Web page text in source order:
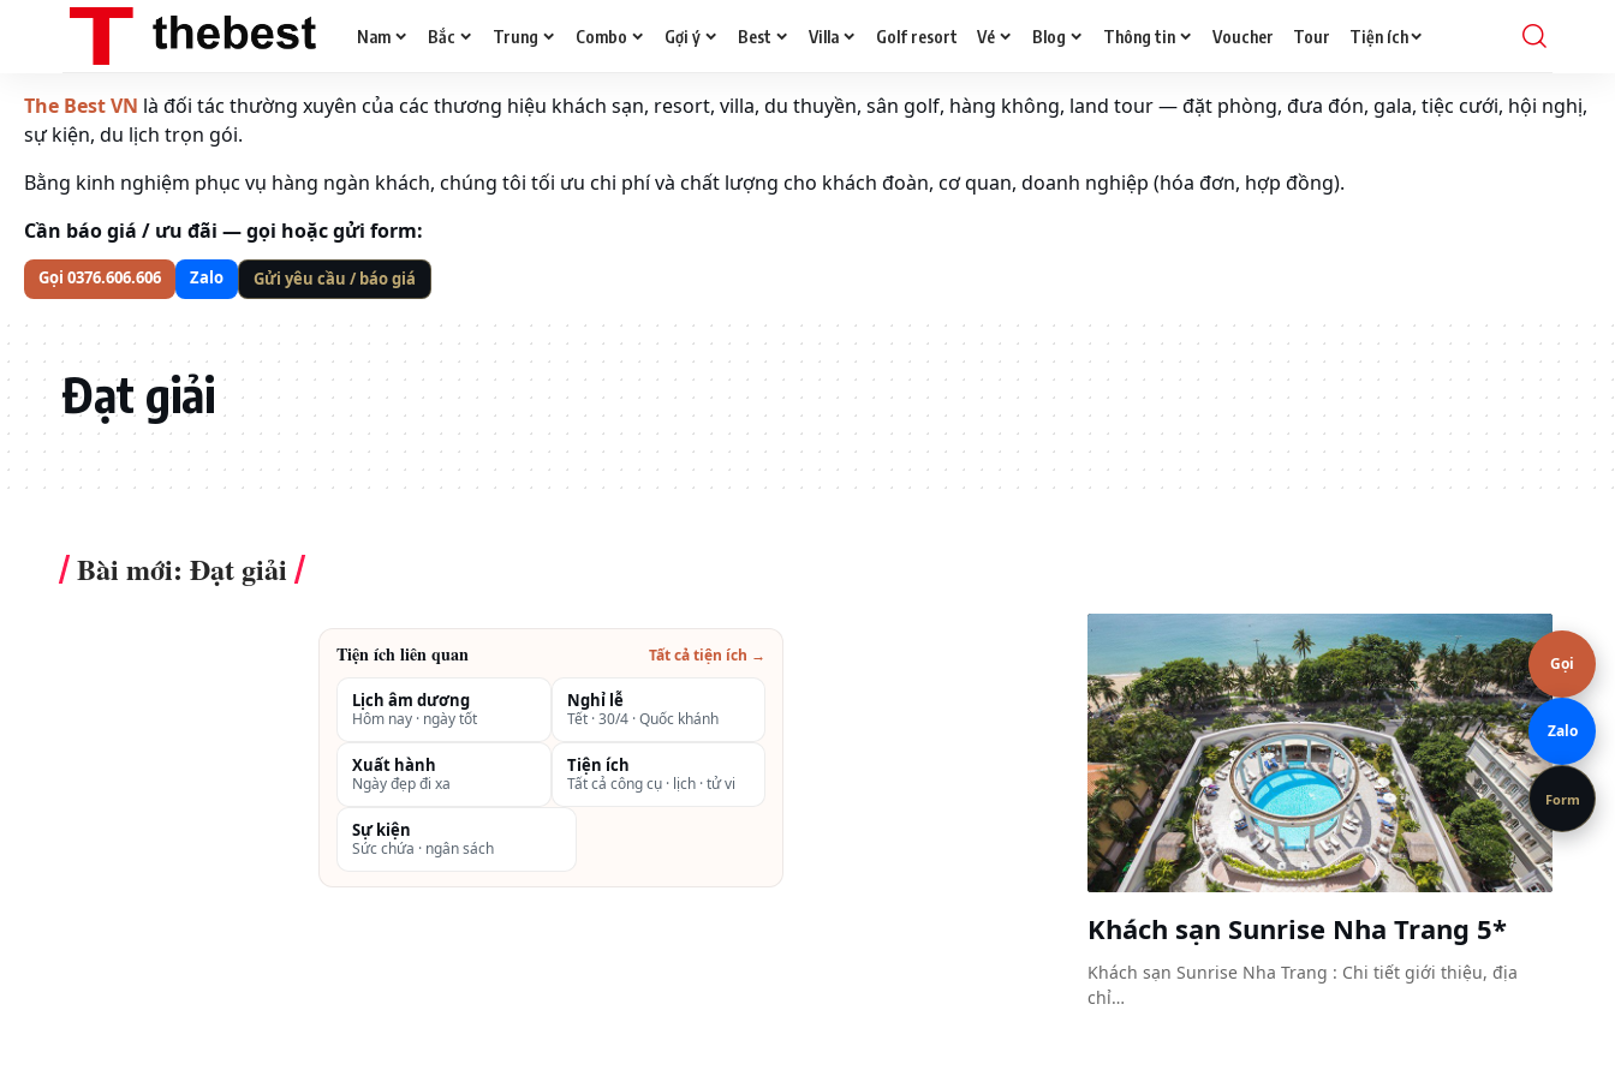
Nam Bắc Trung Combo Gợi ý Best Villa Golf resort Vé Blog Thông tin Voucher Tour Tiện ích
The Best VN là đối tác thường xuyên của các thương hiệu khách sạn, resort, villa, du thuyền, sân golf, hàng không, land tour — đặt phòng, đưa đón, gala, tiệc cưới, hội nghị,
sự kiện, du lịch trọn gói.
Bằng kinh nghiệm phục vụ hàng ngàn khách, chúng tôi tối ưu chi phí và chất lượng cho khách đoàn, cơ quan, doanh nghiệp (hóa đơn, hợp đồng).
Cần báo giá / ưu đãi — gọi hoặc gửi form:
Gọi 0376.606.606 Zalo Gửi yêu cầu / báo giá
Đạt giải
Bài mới: Đạt giải
Tiện ích liên quan Tất cả tiện ích →
Lịch âm dương
Hôm nay · ngày tốt
Nghỉ lễ
Tết · 30/4 · Quốc khánh
Xuất hành
Ngày đẹp đi xa
Tiện ích
Tất cả công cụ · lịch · tử vi
Sự kiện
Sức chứa · ngân sách
Khách sạn Sunrise Nha Trang 5*
Khách sạn Sunrise Nha Trang : Chi tiết giới thiệu, địa
chỉ…
Gọi
Zalo
Form